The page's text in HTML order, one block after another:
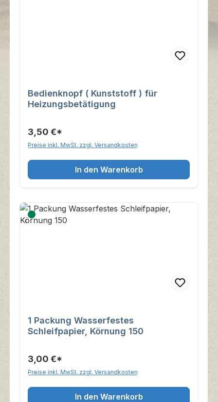
Bedienknopf ( Kunststoff ) für
Heizungsbetätigung
3,50 €*
Preise inkl. MwSt. zzgl. Versandkosten
In den Warenkorb
1 Packung Wasserfestes
Schleifpapier, Körnung 150
3,00 €*
Preise inkl. MwSt. zzgl. Versandkosten
In den Warenkorb